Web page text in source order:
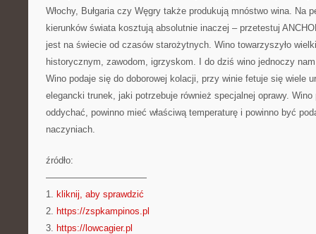
Włochy, Bułgaria czy Węgry także produkują mnóstwo wina. Na
kierunków świata kosztują absolutnie inaczej – przetestuj
jest na świecie od czasów starożytnych. Wino towarzyszyło
historycznym, zawodom, igrzyskom. I do dziś wino jednoczy
Wino podaje się do doborowej kolacji, przy winie fetuje się wiele
elegancki trunek, jaki potrzebuje również specjalnej oprawy. Wino
oddychać, powinno mieć właściwą temperaturę i powinno być
naczyniach.
źródło:
———————————
1. kliknij, aby sprawdzić
2. https://zspkampinos.pl
3. https://lowcagier.pl